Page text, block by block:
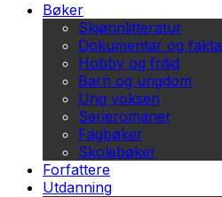
Bøker
Skjønnlitteratur
Dokumentar og fakta
Hobby og fritid
Barn og ungdom
Ung voksen
Serieromaner
Fagbøker
Skolebøker
Forfattere
Utdanning